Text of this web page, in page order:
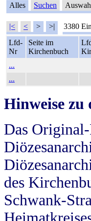
Alles Suchen
|< < > >| 3380
Lfd-
Nr
Seite im
Kirchenbuch
...
...
Hinweise zu
Das
des
Schwank-